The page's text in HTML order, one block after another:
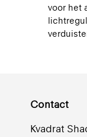
voor het
Contact
Kvadrat